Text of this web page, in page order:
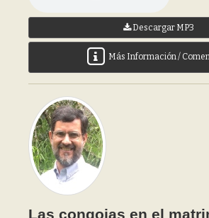
Descargar MP3
Más Información /
Las congojas en el